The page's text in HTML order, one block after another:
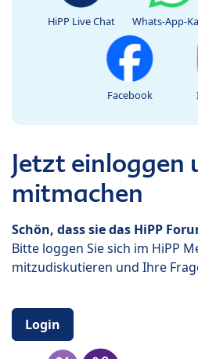
HiPP Live Chat Whats-App-
Facebook
Jetzt einloggen
mitmachen
Schön, dass sie das HiPP
Bitte loggen Sie sich im HiPP
mitzudiskutieren und Ihre
Login